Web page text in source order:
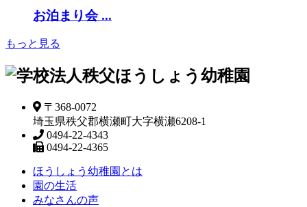
お泊まり会 ...
もっと見る
〒368-0072
埼玉県秩父郡横瀬町大字横瀬6208-1
0494-22-4343
0494-22-4365
ほうしょう幼稚園とは
園の生活
みなさんの声